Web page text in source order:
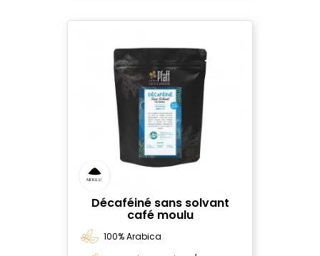
Décaféiné sans solvant
café moulu
100% Arabica